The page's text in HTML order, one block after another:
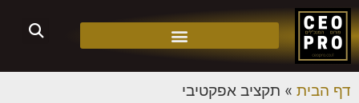
דף הבית » תקציב אפקטיבי